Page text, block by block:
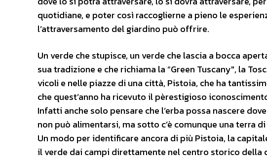
quotidiane, e poter così raccoglierne a pieno le
l’attraversamento del giardino può offrire.
Un verde che stupisce, un verde che lascia a bocca
sua tradizione e che richiama la “Green Tuscany″, la
vicoli e nelle piazze di una città, Pistoia, che ha
che quest’anno ha ricevuto il pèrestigioso
Infatti anche solo pensare che l’erba possa nascere
non può alimentarsi, ma sotto c’è comunque una terra
Un modo per identificare ancora di più Pistoia, la
il verde dai campi direttamente nel centro storico della